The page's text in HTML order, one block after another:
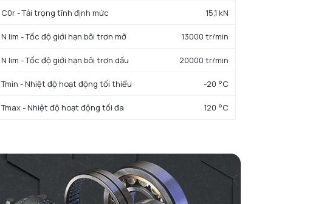
C0r - Tải trọng tĩnh định mức 15,1 kN
N lim - Tốc độ giới hạn bôi trơn mỡ 13000 tr/min
N lim - Tốc độ giới hạn bôi trơn dầu 20000 tr/min
Tmin - Nhiệt độ hoạt động tối thiểu -20 °C
Tmax - Nhiệt độ hoạt động tối đa 120 °C
b - Chiều rộng vòng ổ lăn